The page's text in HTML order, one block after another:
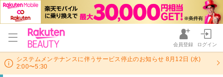
会員登録 ログイン
システムメンテナンスに伴うサービス停止のお知らせ 8月12日 (水)
2:00〜5:30